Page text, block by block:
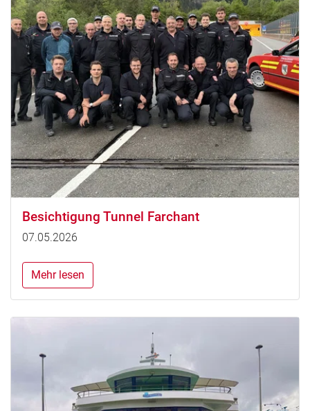
Besichtigung Tunnel Farchant
07.05.2026
Mehr lesen